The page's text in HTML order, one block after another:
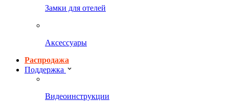
Замки для отелей
Аксессуары
Распродажа
Поддержка
Видеоинструкции